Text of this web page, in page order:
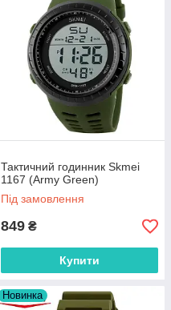
Тактичний годинник Skmei
1167 (Army Green)
Під замовлення
849 ₴
Купити
Новинка